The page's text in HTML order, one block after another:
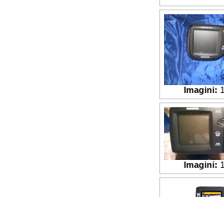
Imagini: 1
Imagini: 1